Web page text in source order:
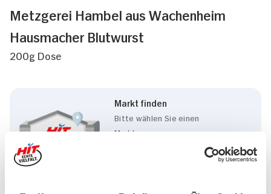
Metzgerei Hambel aus Wachenheim
Hausmacher Blutwurst
200g Dose
Markt finden
Bitte wählen Sie einen
Markt aus,
um lokale Informationen zu